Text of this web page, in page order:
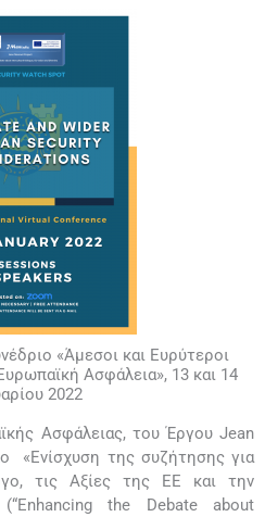
«Άμεσοι και Ευρύτεροι
Ασφάλεια», 13 και 14
2022
Ασφάλειας, του Έργου Jean
«Ενίσχυση της συζήτησης για
τις Αξίες της ΕΕ και την
the Debate about